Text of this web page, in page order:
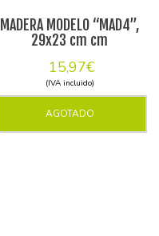
MADERA MODELO “MAD4”,
29x23 cm cm
15,97€
(IVA incluido)
AGOTADO